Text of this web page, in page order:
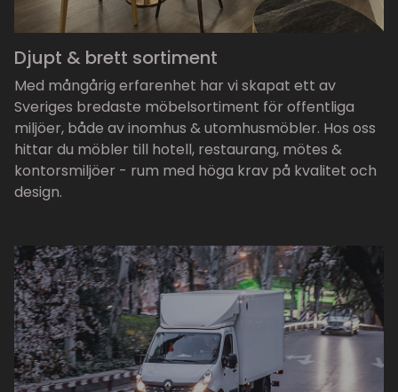
Djupt & brett sortiment
Med mångårig erfarenhet har vi skapat ett av
Sveriges bredaste möbelsortiment för offentliga
miljöer, både av inomhus & utomhusmöbler. Hos oss
hittar du möbler till hotell, restaurang, mötes &
kontorsmiljöer - rum med höga krav på kvalitet och
design.